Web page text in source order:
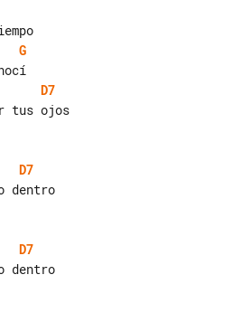
G
D7
D7
D7